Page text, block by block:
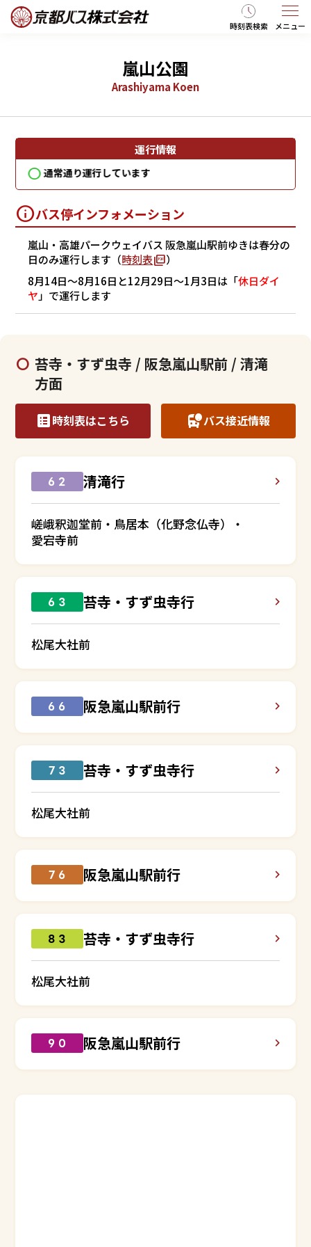
時刻表検索 メニュー
嵐山公園
Arashiyama Koen
運行情報
通常通り運行しています
バス停インフォメーション
嵐山・高雄パークウェイバス 阪急嵐山駅前ゆきは春分の
日のみ運行します（時刻表
）
8月14日～8月16日と12月29日～1月3日は「休日ダイ
ヤ 」で運行します
苔寺・すず虫寺 / 阪急嵐山駅前 / 清滝
方面
時刻表はこちら バス接近情報
６２ 清滝行
嵯峨釈迦堂前・鳥居本（化野念仏寺）・
愛宕寺前
６３ 苔寺・すず虫寺行
松尾大社前
６６ 阪急嵐山駅前行
７３ 苔寺・すず虫寺行
松尾大社前
７６ 阪急嵐山駅前行
８３ 苔寺・すず虫寺行
松尾大社前
９０ 阪急嵐山駅前行